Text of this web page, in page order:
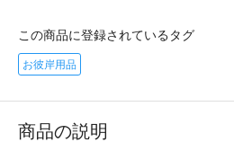
この商品に登録されているタグ
お彼岸用品
商品の説明